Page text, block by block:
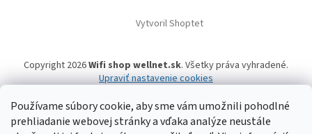
Používame súbory cookie, aby sme vám umožnili pohodlné
prehliadanie webovej stránky a vďaka analýze neustále
Vytvoril Shoptet
Copyright 2026Wifi shop wellnet.sk. Všetky práva vyhradené.
Upraviť nastavenie cookies
Wifi shop wellnet.sk prevádzkuje spoločnosť WELLNET, s.r.o.,IČO: 36484610,